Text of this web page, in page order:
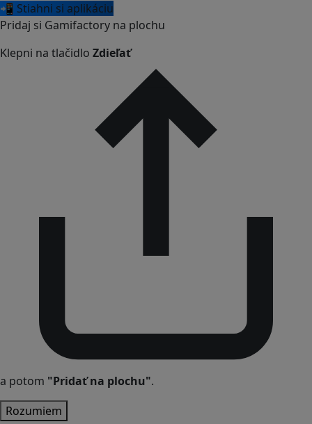
📲 Stiahni si aplikáciu
Pridaj si Gamifactory na plochu
Klepni na tlačidlo Zdieľať
a potom "Pridať na plochu".
Rozumiem